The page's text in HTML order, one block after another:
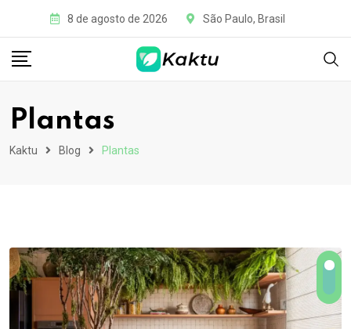
8 de agosto de 2026 São Paulo, Brasil
Plantas
Kaktu Blog Plantas